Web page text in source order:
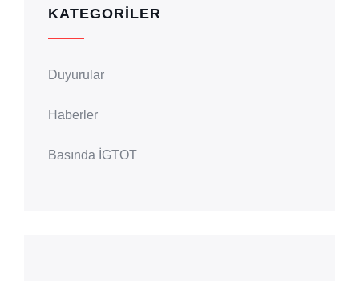
KATEGORILER
Duyurular
Haberler
Basında İGTOT